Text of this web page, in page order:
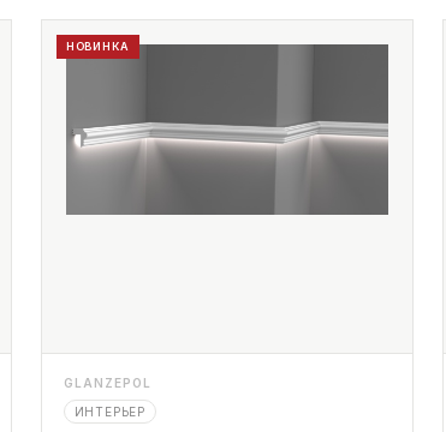
НОВИНКА
GLANZEPOL
ИНТЕРЬЕР